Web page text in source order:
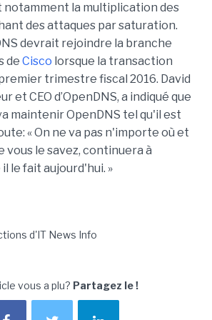
la multiplication des
des attaques par saturation.
devrait rejoindre la branche
de Cisco lorsque la transaction
trimestre fiscal 2016. David
et CEO d’OpenDNS, a indiqué que
maintenir OpenDNS tel qu'il est
« On ne va pas n'importe où et
vous le savez, continuera à
le fait aujourd'hui. »
d'IT News Info
vous a plu? Partagez le !